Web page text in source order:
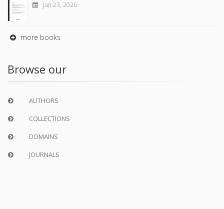
Jun 23, 2026
more books
Browse our
AUTHORS
COLLECTIONS
DOMAINS
JOURNALS